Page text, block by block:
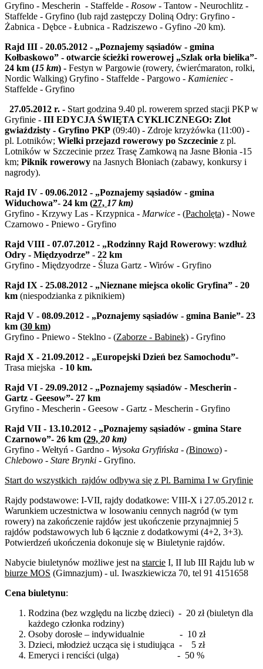
Gryfino - Mescherin - Staffelde - Rosow - Tantow - Neurochlitz -
Staffelde - Gryfino (lub rajd zastępczy Doliną Odry: Gryfino -
Żabnica - Dębce - Łubnica - Radziszewo - Gyfino -20 km).
Rajd III - 20.05.2012 - „Poznajemy sąsiadów - gmina
Kołbaskowo” - otwarcie ścieżki rowerowej „Szlak orła bielika”-
24 km (15 km) - Festyn w Pargowie (rowery, ćwierćmaraton, rolki,
Nordic Walking) Gryfino - Staffelde - Pargowo - Kamieniec -
Staffelde - Gryfino
27.05.2012 r. - Start godzina 9.40 pl. rowerem sprzed stacji PKP w
Gryfinie - III EDYCJA ŚWIĘTA CYKLICZNEGO: Zlot
gwiaździsty - Gryfino PKP (09:40) - Zdroje krzyżówka (11:00) -
pl. Lotników; Wielki przejazd rowerowy po Szczecinie z pl.
Lotników w Szczecinie przez Trasę Zamkową na Jasne Błonia -15
km; Piknik rowerowy na Jasnych Błoniach (zabawy, konkursy i
nagrody).
Rajd IV - 09.06.2012 - „Poznajemy sąsiadów - gmina
Widuchowa”- 24 km (27, 17 km)
Gryfino - Krzywy Las - Krzypnica - Marwice - (Pacholęta) - Nowe
Czarnowo - Pniewo - Gryfino
Rajd VIII - 07.07.2012 - „Rodzinny Rajd Rowerowy: wzdłuż
Odry - Międzyodrze” - 22 km
Gryfino - Międzyodrze - Śluza Gartz - Wirów - Gryfino
Rajd IX - 25.08.2012 - „Nieznane miejsca okolic Gryfina” - 20
km (niespodzianka z piknikiem)
Rajd V - 08.09.2012 - „Poznajemy sąsiadów - gmina Banie”- 23
km (30 km)
Gryfino - Pniewo - Steklno - (Zaborze - Babinek) - Gryfino
Rajd X - 21.09.2012 - „Europejski Dzień bez Samochodu”-
Trasa miejska - 10 km.
Rajd VI - 29.09.2012 - „Poznajemy sąsiadów - Mescherin -
Gartz - Geesow”- 27 km
Gryfino - Mescherin - Geesow - Gartz - Mescherin - Gryfino
Rajd VII - 13.10.2012 - „Poznajemy sąsiadów - gmina Stare
Czarnowo”- 26 km (29, 20 km)
Gryfino - Wełtyń - Gardno - Wysoka Gryfińska - (Binowo) -
Chlebowo - Stare Brynki - Gryfino.
Start do wszystkich rajdów odbywa się z Pl. Barnima I w Gryfinie
Rajdy podstawowe: I-VII, rajdy dodatkowe: VIII-X i 27.05.2012 r.
Warunkiem uczestnictwa w losowaniu cennych nagród (w tym
rowery) na zakończenie rajdów jest ukończenie przynajmniej 5
rajdów podstawowych lub 6 łącznie z dodatkowymi (4+2, 3+3).
Potwierdzeń ukończenia dokonuje się w Biuletynie rajdów.
Nabycie biuletynów możliwe jest na starcie I, II lub III Rajdu lub w
biurze MOS (Gimnazjum) - ul. Iwaszkiewicza 70, tel 91 4151658
Cena biuletynu:
Rodzina (bez względu na liczbę dzieci) - 20 zł (biuletyn dla
każdego członka rodziny)
Osoby dorosłe – indywidualnie - 10 zł
Dzieci, młodzież ucząca się i studiująca - 5 zł
Emeryci i renciści (ulga) - 50 %